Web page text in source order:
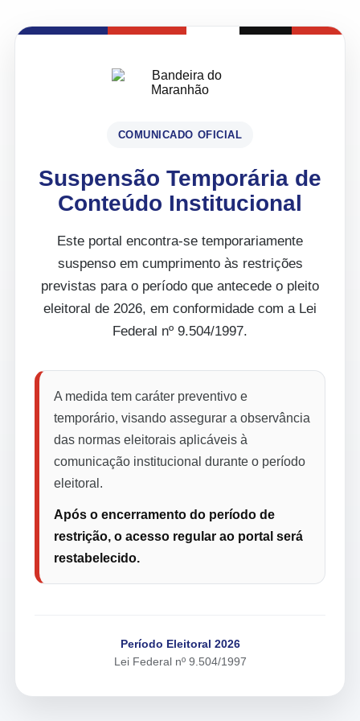
COMUNICADO OFICIAL
Suspensão Temporária de
Conteúdo Institucional
Este portal encontra-se temporariamente
suspenso em cumprimento às restrições
previstas para o período que antecede o pleito
eleitoral de 2026, em conformidade com a Lei
Federal nº 9.504/1997.
A medida tem caráter preventivo e
temporário, visando assegurar a observância
das normas eleitorais aplicáveis à
comunicação institucional durante o período
eleitoral.
Após o encerramento do período de
restrição, o acesso regular ao portal será
restabelecido.
Período Eleitoral 2026
Lei Federal nº 9.504/1997